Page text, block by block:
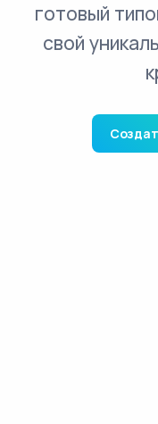
готовый
свой